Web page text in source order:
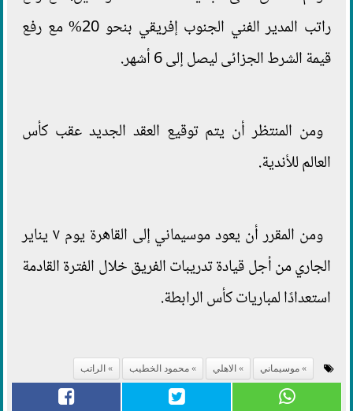
راتب المدير الفني الجنوب إفريقي بنحو 20% مع رفع
قيمة الشرط الجزائى ليصل إلى 6 أشهر.
ومن المنتظر أن يتم توقيع العقد الجديد عقب كأس
العالم للأندية.
ومن المقرر أن يعود موسيماني إلى القاهرة يوم ٧ يناير
الجاري من أجل قيادة تدريبات الفريق خلال الفترة القادمة
استعدادًا لمباريات كأس الرابطة.
موسيماني الاهلي محمود الخطيب الراتب